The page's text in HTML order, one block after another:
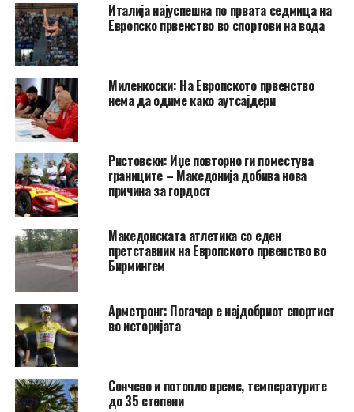
Италија најуспешна по првата седмица на
Европско првенство во спортови на вода
Миленкоски: На Европското првенство
нема да одиме како аутсајдери
Ристовски: Иџе повторно ги поместува
границите – Македонија добива нова
причина за гордост
Македонската атлетика со еден
претставник на Европското првенство во
Бирмингем
Армстронг: Погачар е најдобриот спортист
во историјата
Сончево и потопло време, температурите
до 35 степени